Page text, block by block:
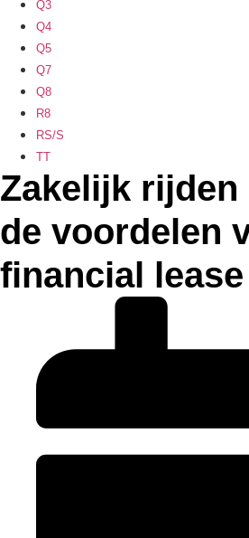
Q3
Q4
Q5
Q7
Q8
R8
RS/S
TT
Zakelijk
de voordelen
financial lease